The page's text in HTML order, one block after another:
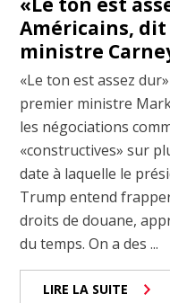
Américains,
ministre
«Le ton est assez
premier ministre
les négociations
«constructives» sur
date à laquelle le
Trump entend
droits de douane,
du temps. On a des ...
LIRE LA SUITE